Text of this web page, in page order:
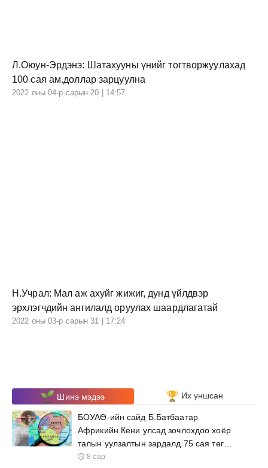
Л.Оюун-Эрдэнэ: Шатахууны үнийг тогтворжуулахад
100 сая ам.доллар зарцуулна
2022 оны 04-р сарын 20 | 14:57
Н.Учрал: Мал аж ахуйг жижиг, дунд үйлдвэр
эрхлэгчдийн ангилалд оруулах шаардлагатай
2022 оны 03-р сарын 31 | 17:24
Шинэ мэдээ Их уншсан
БОУАӨ-ийн сайд Б.Батбаатар
Африкийн Кени улсад зочлохдоо хоёр
талын уулзалтын зардалд 75 сая төгрөг
зарцуулна
8 сар